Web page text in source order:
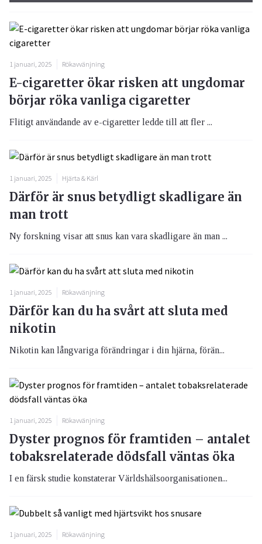
1 januari, 2025 Rökavvänjning
E-cigaretter ökar risken att ungdomar
börjar röka vanliga cigaretter
Flitigt användande av e-cigaretter ledde till att fler ...
1 januari, 2025 Hjärta & Kärl
Därför är snus betydligt skadligare än
man trott
Ny forskning visar att snus kan vara skadligare än man ...
1 januari, 2025 Rökavvänjning
Därför kan du ha svårt att sluta med
nikotin
Nikotin kan långvariga förändringar i din hjärna, förän...
1 januari, 2025 Rökavvänjning
Dyster prognos för framtiden – antalet
tobaksrelaterade dödsfall väntas öka
I en färsk studie konstaterar Världshälsoorganisationen...
1 januari, 2025 Rökavvänjning